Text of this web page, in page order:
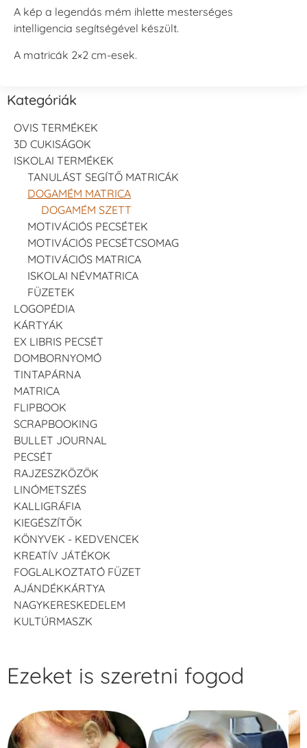
A kép a legendás mém ihlette mesterséges
intelligencia segítségével készült.
A matricák 2×2 cm-esek.
Kategóriák
OVIS TERMÉKEK
3D CUKISÁGOK
ISKOLAI TERMÉKEK
TANULÁST SEGÍTŐ MATRICÁK
DOGAMÉM MATRICA
DOGAMÉM SZETT
MOTIVÁCIÓS PECSÉTEK
MOTIVÁCIÓS PECSÉTCSOMAG
MOTIVÁCIÓS MATRICA
ISKOLAI NÉVMATRICA
FÜZETEK
LOGOPÉDIA
KÁRTYÁK
EX LIBRIS PECSÉT
DOMBORNYOMÓ
TINTAPÁRNA
MATRICA
FLIPBOOK
SCRAPBOOKING
BULLET JOURNAL
PECSÉT
RAJZESZKÖZÖK
LINÓMETSZÉS
KALLIGRÁFIA
KIEGÉSZÍTŐK
KÖNYVEK - KEDVENCEK
KREATÍV JÁTÉKOK
FOGLALKOZTATÓ FÜZET
AJÁNDÉKKÁRTYA
NAGYKERESKEDELEM
KULTÚRMASZK
Ezeket is szeretni fogod